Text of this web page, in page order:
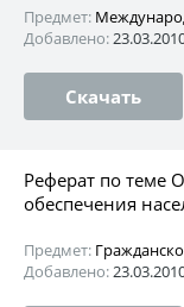
Предмет:
Добавлено:
Скачать
Реферат по теме
обеспечения
Предмет:
Добавлено: